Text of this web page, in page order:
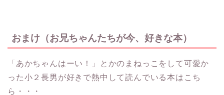
おまけ（お兄ちゃんたちが今、好きな本）
「あかちゃんはーい！」とかのまねっこをして可愛か
った小２長男が好きで熱中して読んでいる本はこち
ら・・・